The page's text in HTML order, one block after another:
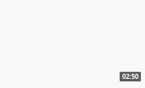
02:50